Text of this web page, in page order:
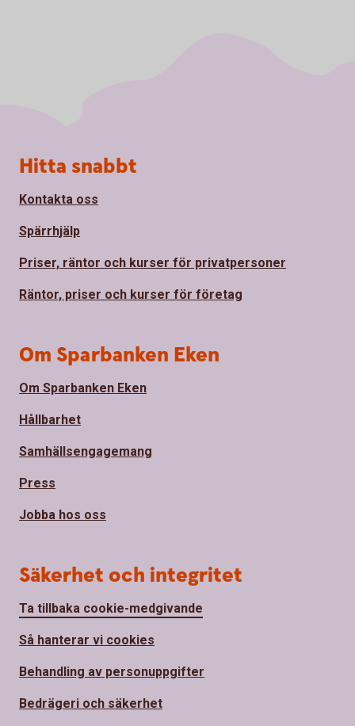
Sidfot
Hitta snabbt
Kontakta oss
Spärrhjälp
Priser, räntor och kurser för privatpersoner
Räntor, priser och kurser för företag
Om Sparbanken Eken
Om Sparbanken Eken
Hållbarhet
Samhällsengagemang
Press
Jobba hos oss
Säkerhet och integritet
Ta tillbaka cookie-medgivande
Så hanterar vi cookies
Behandling av personuppgifter
Bedrägeri och säkerhet